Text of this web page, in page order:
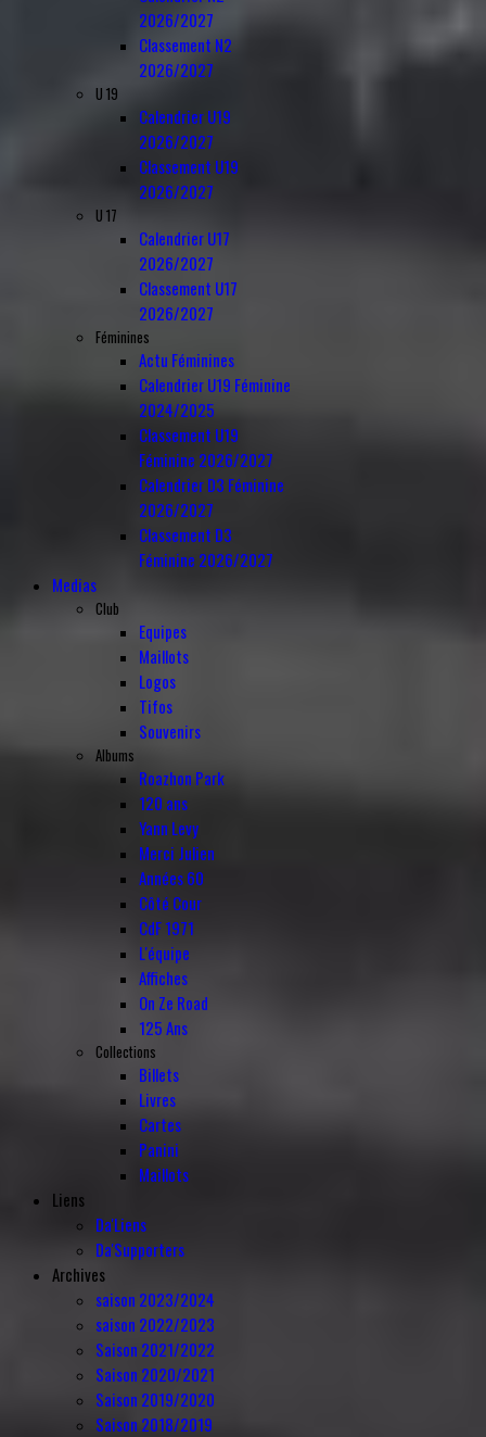
2026/2027
Classement N2
2026/2027
U 19
Calendrier U19
2026/2027
Classement U19
2026/2027
U 17
Calendrier U17
2026/2027
Classement U17
2026/2027
Féminines
Actu Féminines
Calendrier U19 Féminine
2024/2025
Classement U19
Féminine 2026/2027
Calendrier D3 Féminine
2026/2027
Classement D3
Féminine 2026/2027
Medias
Club
Equipes
Maillots
Logos
Tifos
Souvenirs
Albums
Roazhon Park
120 ans
Yann Levy
Merci Julien
Années 60
Côté Cour
CdF 1971
L'équipe
Affiches
On Ze Road
125 Ans
Collections
Billets
Livres
Cartes
Panini
Maillots
Liens
Da'Liens
Da'Supporters
Archives
saison 2023/2024
saison 2022/2023
Saison 2021/2022
Saison 2020/2021
Saison 2019/2020
Saison 2018/2019